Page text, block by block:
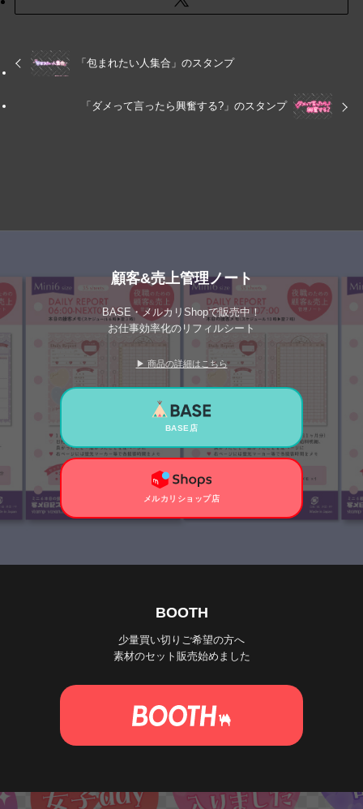
「包まれたい人集合」のスタンプ
「ダメって言ったら興奮する?」のスタンプ
顧客&売上管理ノート
BASE・メルカリShopで販売中！
お仕事効率化のリフィルシート
▶ 商品の詳細はこちら
BASE店
メルカリショップ店
BOOTH
少量買い切りご希望の方へ
素材のセット販売始めました